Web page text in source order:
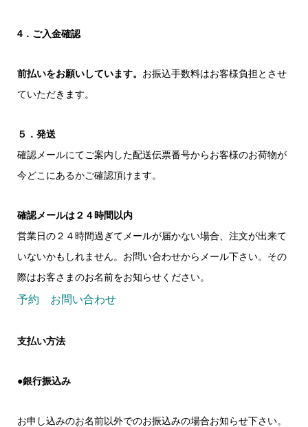
4．ご入金確認
前払いをお願いしています。 お振込手数料はお客様負担とさせ
ていただきます。
５．発送
確認メールにてご案内した配送伝票番号からお客様のお荷物が
今どこにあるかご確認頂けます。
確認メールは２４時間以内
営業日の２４時間過ぎてメールが届かない場合、注文が出来て
いないかもしれません。お問い合わせからメール下さい。その
際はお客さまのお名前をお知らせください。
予約 お問い合わせ
支払い方法
●銀行振込み
お申し込みのお名前以外でのお振込みの場合お知らせ下さい。